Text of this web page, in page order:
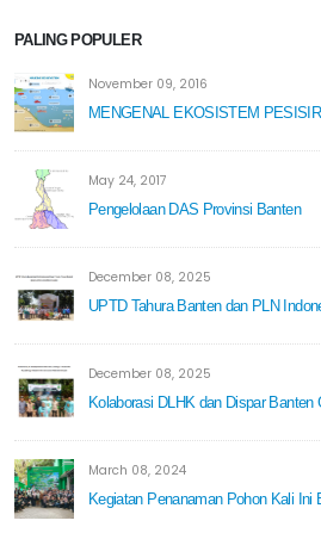
PALING POPULER
November 09, 2016
MENGENAL EKOSISTEM
May 24, 2017
Pengelolaan DAS Provinsi Banten
December 08, 2025
UPTD Tahura Banten dan PLN
December 08, 2025
Kolaborasi DLHK dan Dispar Banten
March 08, 2024
Kegiatan Penanaman Pohon Kali Ini